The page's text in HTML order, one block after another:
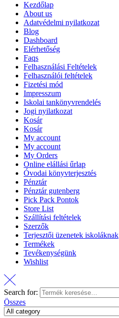
Kezdőlap
About us
Adatvédelmi nyilatkozat
Blog
Dashboard
Elérhetőség
Faqs
Felhasználási Feltételek
Felhasználói feltételek
Fizetési mód
Impresszum
Iskolai tankönyvrendelés
Jogi nyilatkozat
Kosár
Kosár
My account
My account
My Orders
Online elállási űrlap
Óvodai könyvterjesztés
Pénztár
Pénztár gutenberg
Pick Pack Pontok
Store List
Szállítási feltételek
Szerzők
Terjesztői üzenetek iskoláknak
Termékek
Tevékenységünk
Wishlist
Search for:
Összes